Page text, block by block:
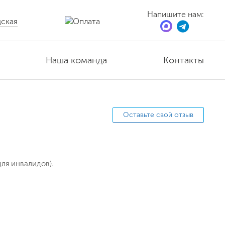
Напишите нам:
Наша команда Контакты
Оставьте свой отзыв
инвалидов).